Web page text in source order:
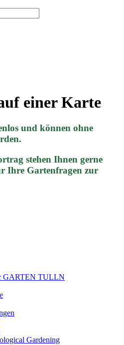
einer Karte
und können ohne
stehen Ihnen gerne
Ihre Gartenfragen zur
GARTEN TULLN
Gardening